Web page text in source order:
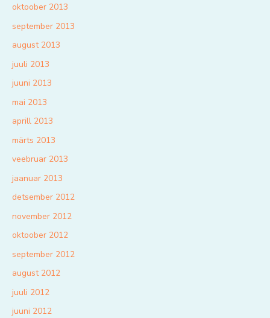
oktoober 2013
september 2013
august 2013
juuli 2013
juuni 2013
mai 2013
aprill 2013
märts 2013
veebruar 2013
jaanuar 2013
detsember 2012
november 2012
oktoober 2012
september 2012
august 2012
juuli 2012
juuni 2012